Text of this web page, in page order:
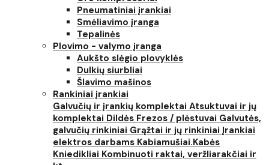
Pneumatiniai įrankiai
Smėliavimo įranga
Tepalinės
Plovimo - valymo įranga
Aukšto slėgio plovyklės
Dulkių siurbliai
Šlavimo mašinos
Rankiniai įrankiai
Galvučių ir įrankių komplektai Atsuktuvai ir jų
komplektai Dildės Frezos / plėstuvai Galvutės,
galvučių rinkiniai Grąžtai ir jų rinkiniai Įrankiai
elektros darbams Kabiamušiai.Kabės
Kniedikliai Kombinuoti raktai, veržliarakčiai ir